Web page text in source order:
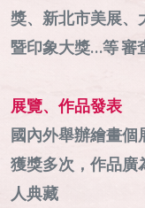
獎、新北市美展、
暨印象大獎…等 審
展覽、作品發表
國內外舉辦繪畫
獲獎多次，作品廣
人典藏